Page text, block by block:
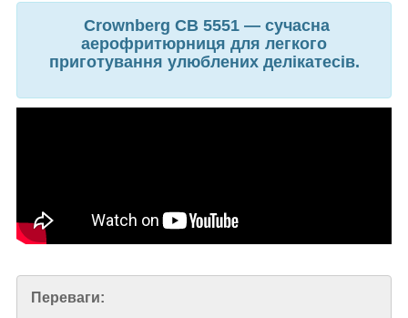
Crownberg CB 5551 — сучасна
аерофритюрниця для легкого
приготування улюблених делікатесів.
Переваги: